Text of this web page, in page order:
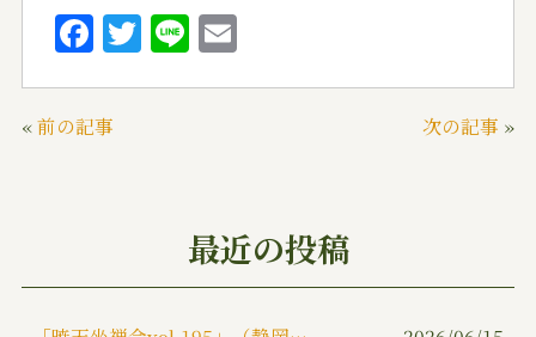
F
a
c
e
k
T
w
Li
n
E
«前の記事 次の記事 »
最近の投稿